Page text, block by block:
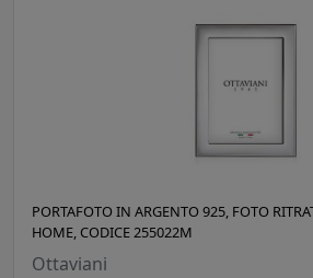
PORTAFOTO IN ARGENTO 925, FOTO
HOME, CODICE 255022M
Ottaviani